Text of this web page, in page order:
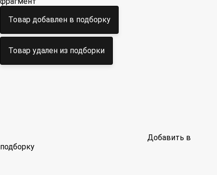
Товар добавлен в подборку
Товар удален из подборки
Добавить в
подборку